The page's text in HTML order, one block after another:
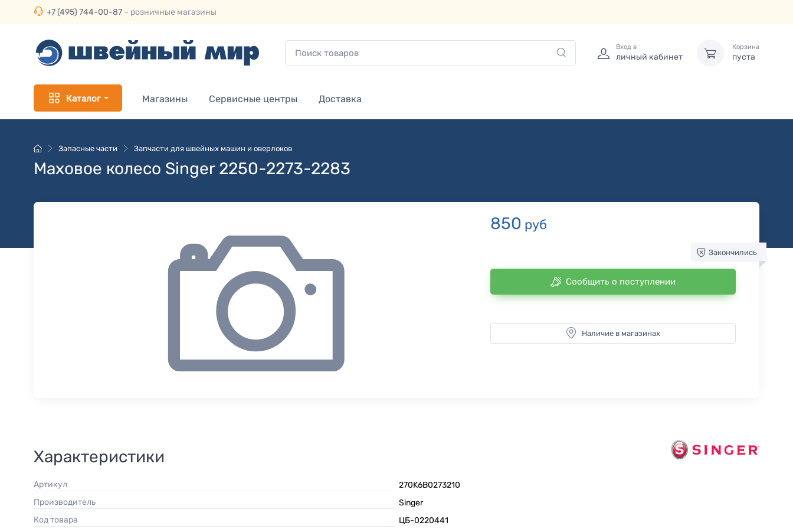
+7 (495) 744-00-87 – розничные магазины
Вход в
личный кабинет
Корзина
пуста
Каталог Магазины Сервисные центры Доставка
Запасные части Запчасти для швейных машин и оверлоков
Маховое колесо Singer 2250-2273-2283
850 руб
Закончились
Сообщить о поступлении
Наличие в магазинах
Характеристики
Артикул
270K6B0273210
Производитель
Singer
Код товара
ЦБ-0220441